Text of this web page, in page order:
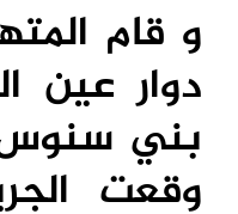
و قام
دوار عين
بني
وقعت